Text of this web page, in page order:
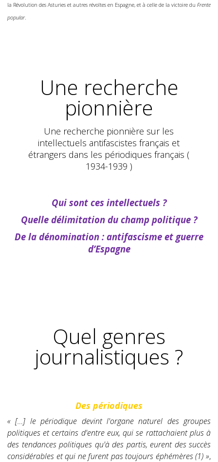
la Révolution des Asturies et autres révoltes en Espagne, et à celle de la victoire du Frente
popular.
Une recherche
pionnière
Une recherche pionnière sur les
intellectuels antifascistes français et
étrangers dans les périodiques français (
1934-1939 )
Qui sont ces intellectuels ?
Quelle délimitation du champ politique ?
De la dénomination : antifascisme et guerre
d’Espagne
Quel genres
journalistiques ?
Des périodiques
« […] le périodique devint l'organe naturel des groupes
politiques et certains d'entre eux, qui se rattachaient plus à
des tendances politiques qu'à des partis, eurent des succès
considérables et qui ne furent pas toujours éphémères (1) »,